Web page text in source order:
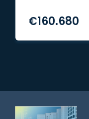
€160.680